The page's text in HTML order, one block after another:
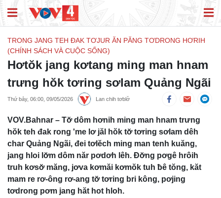
TRONG JANG TEH ĐAK TƠJUR ĂN PĂNG TƠDRONG HƠRIH
(CHÍNH SÁCH VÀ CUỘC SỐNG)
Hơtŏk jang kơtang ming man hnam
trưng hŏk tơring sơlam Quảng Ngãi
Thứ bảy, 06:00, 09/05/2026 Lan chih tơblơ̆
VOV.Bahnar – Tơ̆ dôm hơnih ming man hnam trưng
hŏk teh đak rong 'me lơ jăl hŏk tơ̆ tơring sơlam dêh
char Quảng Ngãi, đei tơlĕch ming man tenh kuăng,
jang hloi lơ̆m dôm năr pơdơh lêh. Đơ̆ng pơgê hrôih
truh kơsơ̆ măng, jơva kơmăi kơmŏk tuh ƀê tŏng, kăt
mam re rơ-ông rơ-ang tơ̆ tơring bri kông, pơjing
tơdrong pơm jang hăt hot hloh.